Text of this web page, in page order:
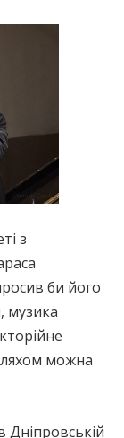
з
би його
музика
можна